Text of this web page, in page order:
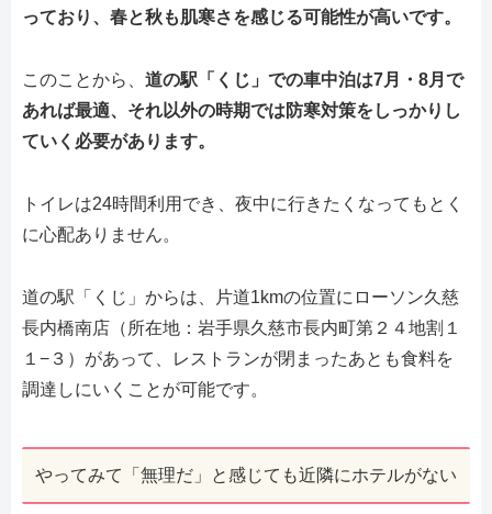
っており、春と秋も肌寒さを感じる可能性が高いです。
このことから、 道の駅「くじ」での車中泊は7月・8月で
あれば最適、それ以外の時期では防寒対策をしっかりし
ていく必要があります。
トイレは24時間利用でき、夜中に行きたくなってもとく
に心配ありません。
道の駅「くじ」からは、片道1kmの位置にローソン久慈
長内橋南店（所在地：岩手県久慈市長内町第２４地割１
１−３）があって、レストランが閉まったあとも食料を
調達しにいくことが可能です。
やってみて「無理だ」と感じても近隣にホテルがない